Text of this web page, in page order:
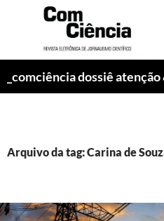
_comciência dossiê
Arquivo da tag: Carina de